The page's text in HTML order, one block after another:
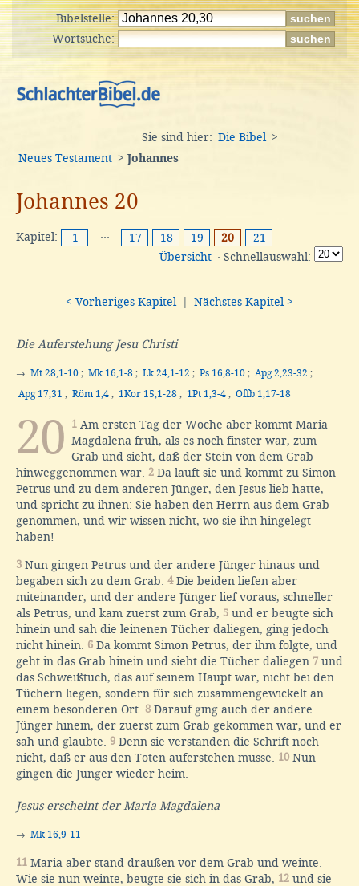
Bibelstelle:
Wortsuche:
Sie sind hier: Die Bibel
>
Neues Testament > Johannes
Johannes 20
Kapitel: 1 ··· 17 18 19 20
21
Übersicht · Schnellauswahl:
< Vorheriges Kapitel Nächstes Kapitel >
Die Auferstehung Jesu Christi
→ Mt 28,1-10 ; Mk 16,1-8 ; Lk 24,1-12 ; Ps 16,8-10 ; Apg 2,23-32 ;
Apg 17,31 ; Röm 1,4 ; 1Kor 15,1-28 ; 1Pt 1,3-4 ; Offb 1,17-18
20 1 Am ersten Tag der Woche aber kommt Maria
Magdalena früh, als es noch finster war, zum
Grab und sieht, daß der Stein von dem Grab
hinweggenommen war. 2 Da läuft sie und kommt zu Simon
Petrus und zu dem anderen Jünger, den Jesus lieb hatte,
und spricht zu ihnen: Sie haben den Herrn aus dem Grab
genommen, und wir wissen nicht, wo sie ihn hingelegt
haben!
3 Nun gingen Petrus und der andere Jünger hinaus und
begaben sich zu dem Grab. 4Die beiden liefen aber
miteinander, und der andere Jünger lief voraus, schneller
als Petrus, und kam zuerst zum Grab, 5 und er beugte sich
hinein und sah die leinenen Tücher daliegen, ging jedoch
nicht hinein. 6 Da kommt Simon Petrus, der ihm folgte, und
geht in das Grab hinein und sieht die Tücher daliegen 7 und
das Schweißtuch, das auf seinem Haupt war, nicht bei den
Tüchern liegen, sondern für sich zusammengewickelt an
einem besonderen Ort. 8 Darauf ging auch der andere
Jünger hinein, der zuerst zum Grab gekommen war, und er
sah und glaubte. 9 Denn sie verstanden die Schrift noch
nicht, daß er aus den Toten auferstehen müsse. 10 Nun
gingen die Jünger wieder heim.
Jesus erscheint der Maria Magdalena
→ Mk 16,9-11
11 Maria aber stand draußen vor dem Grab und weinte.
Wie sie nun weinte, beugte sie sich in das Grab, 12 und sie